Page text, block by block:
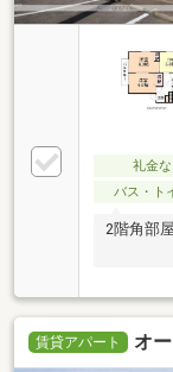
礼金な
バス・ト
2階角部
賃貸アパート オ